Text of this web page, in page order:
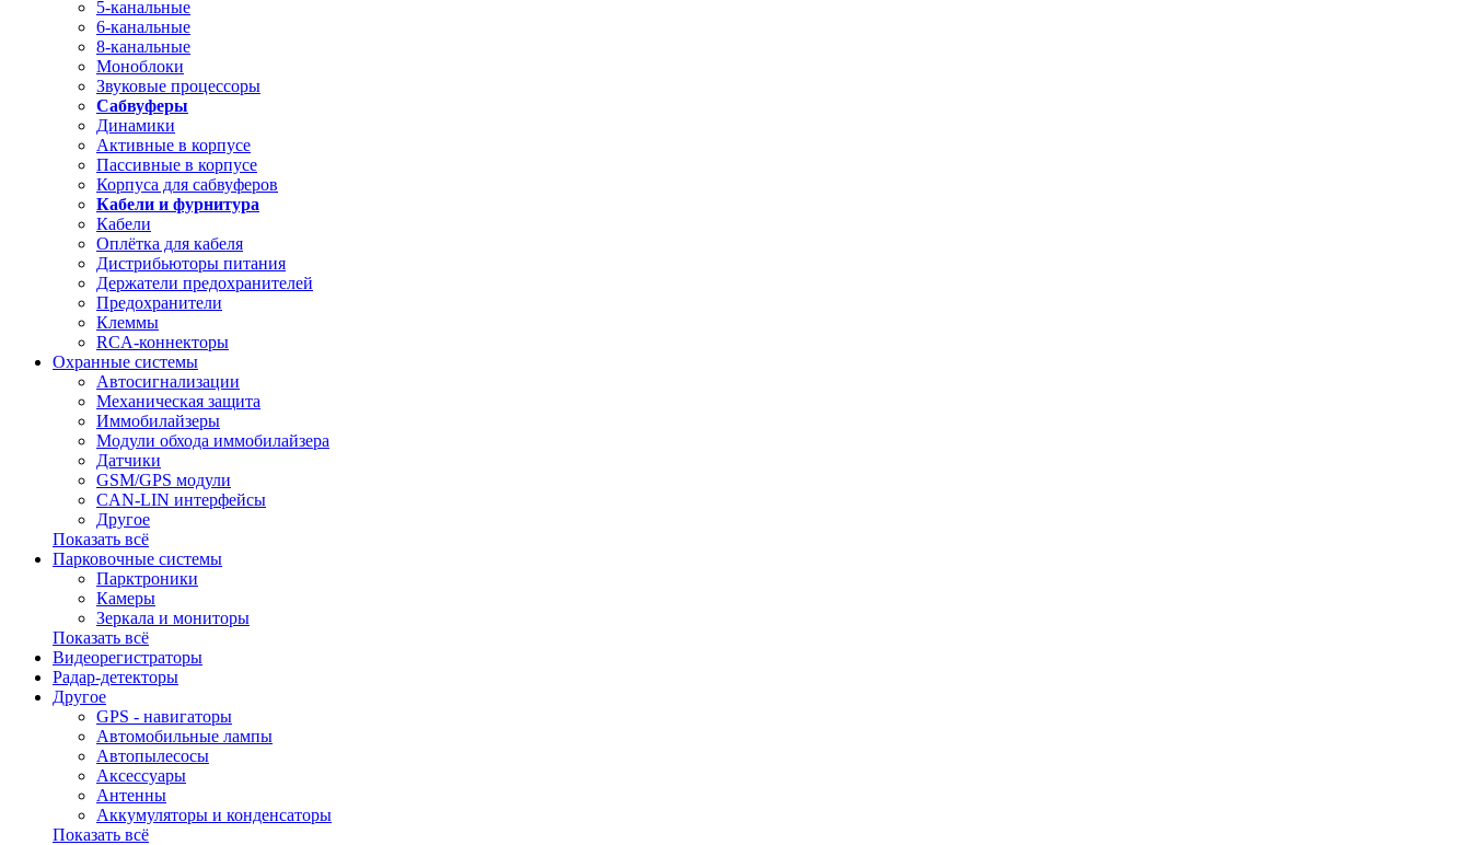
5-канальные
6-канальные
8-канальные
Моноблоки
Звуковые процессоры
Сабвуферы
Динамики
Активные в корпусе
Пассивные в корпусе
Корпуса для сабвуферов
Кабели и фурнитура
Кабели
Оплётка для кабеля
Дистрибьюторы питания
Держатели предохранителей
Предохранители
Клеммы
RCA-коннекторы
Охранные системы
Автосигнализации
Механическая защита
Иммобилайзеры
Модули обхода иммобилайзера
Датчики
GSM/GPS модули
CAN-LIN интерфейсы
Другое
Показать всё
Парковочные системы
Парктроники
Камеры
Зеркала и мониторы
Показать всё
Видеорегистраторы
Радар-детекторы
Другое
GPS - навигаторы
Автомобильные лампы
Автопылесосы
Аксессуары
Антенны
Аккумуляторы и конденсаторы
Показать всё